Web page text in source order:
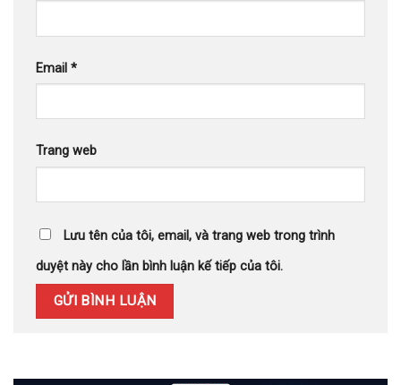
Email *
Trang web
Lưu tên của tôi, email, và trang web trong trình
duyệt này cho lần bình luận kế tiếp của tôi.